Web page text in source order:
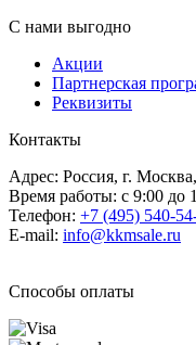
С нами выгодно
Акции
Партнерская
Реквизиты
Контакты
Адрес: Россия, г.
Время работы: с 9:00 до
Телефон: +7 (495) 540-
E-mail: info@kkmsale.ru
Способы оплаты